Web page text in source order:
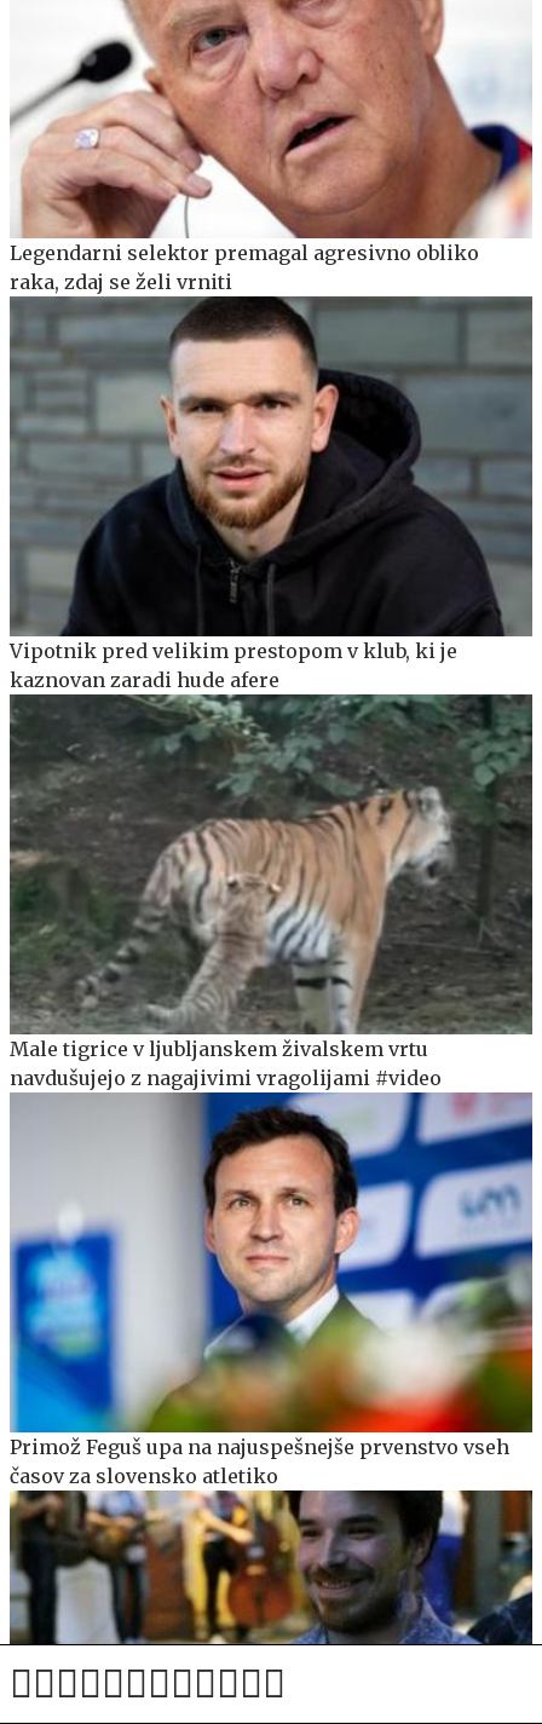
Legendarni selektor premagal agresivno obliko
raka, zdaj se želi vrniti
Vipotnik pred velikim prestopom v klub, ki je
kaznovan zaradi hude afere
Male tigrice v ljubljanskem živalskem vrtu
navdušujejo z nagajivimi vragolijami #video
Primož Feguš upa na najuspešnejše prvenstvo vseh
časov za slovensko atletiko